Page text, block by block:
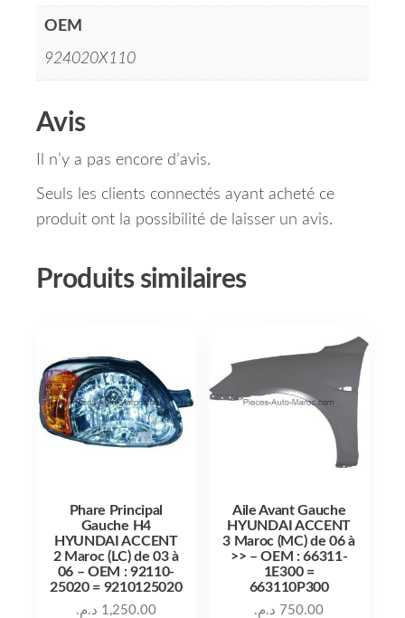
OEM
924020X110
Avis
Il n’y a pas encore d’avis.
Seuls les clients connectés ayant acheté ce
produit ont la possibilité de laisser un avis.
Produits similaires
Phare Principal
Gauche H4
HYUNDAI ACCENT
2 Maroc (LC) de 03 à
06 – OEM : 92110-
25020 = 9210125020
1,250.00 د.م.
Aile Avant Gauche
HYUNDAI ACCENT
3 Maroc (MC) de 06 à
>> – OEM : 66311-
1E300 =
663110P300
750.00 د.م.